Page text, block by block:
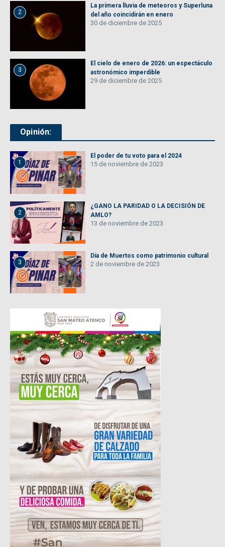
2
La primera lluvia de meteoros y Superluna
del año coincidirán en enero
30 de diciembre de 2025
3
El cielo de enero de 2026: un espectáculo
astronómico imperdible
29 de diciembre de 2025
Opinión:
1
El poder de tu voto para el 2024
15 de noviembre de 2023
2
¿GANO LA PARIDAD O LA DECISIÓN DE
AMLO?
13 de noviembre de 2023
3
Día de Muertos como patrimonio cultural
2 de noviembre de 2023